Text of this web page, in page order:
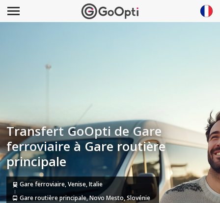
Transfert GoOpti de Gare
ferroviaire à Gare routière
principale
Gare ferroviaire, Venise, Italie
Gare routière principale, Novo Mesto, Slovénie